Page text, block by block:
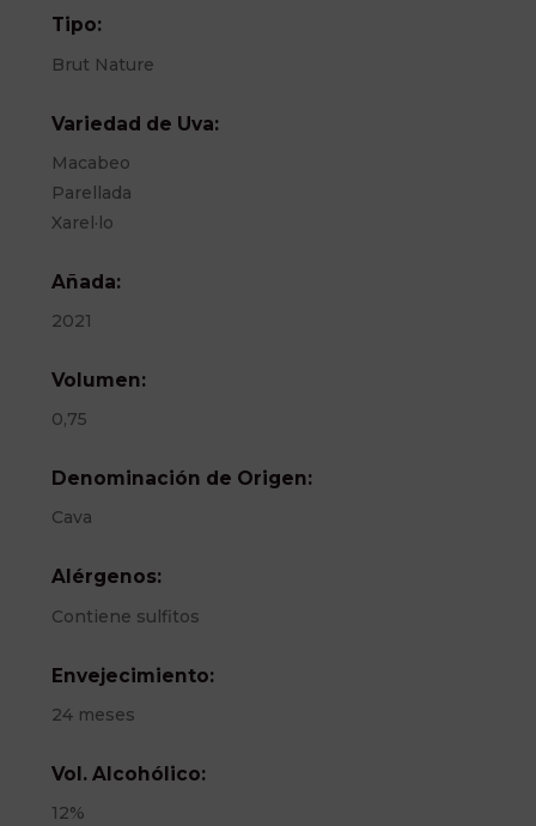
Tipo:
Brut Nature
Variedad de Uva:
Macabeo
Parellada
Xarel·lo
Añada:
2021
Volumen:
0,75
Denominación de Origen:
Cava
Alérgenos:
Contiene sulfitos
Envejecimiento:
24 meses
Vol. Alcohólico:
12%